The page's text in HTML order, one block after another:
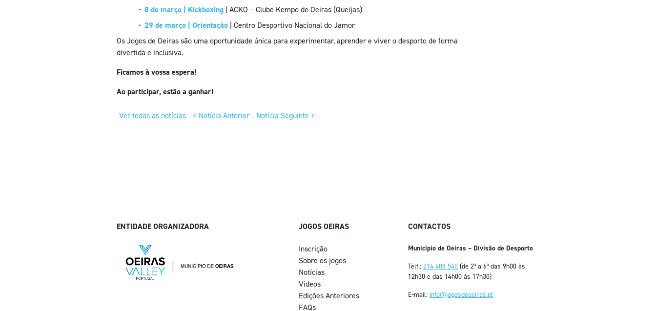
8 de março | Kickboxing | ACKO – Clube Kempo de Oeiras (Queijas)
29 de março | Orientação | Centro Desportivo Nacional do Jamor
Os Jogos de Oeiras são uma oportunidade única para experimentar, aprender e viver o desporto de forma
divertida e inclusiva.
Ficamos à vossa espera!
Ao participar, estão a ganhar!
Ver todas as notícias < Notícia Anterior Notícia Seguinte >
ENTIDADE ORGANIZADORA JOGOS OEIRAS
Inscrição
Sobre os jogos
Notícias
Vídeos
Edições Anteriores
FAQs
CONTACTOS
Município de Oeiras – Divisão de Desporto
Telf.:214 408 540 (de 2ª a 6ª das 9h00 às
12h30 e das 14h00 às 17h30)
E-mail: info@jogosdeoeiras.pt